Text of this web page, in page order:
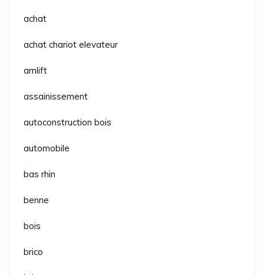
achat
achat chariot elevateur
amlift
assainissement
autoconstruction bois
automobile
bas rhin
benne
bois
brico